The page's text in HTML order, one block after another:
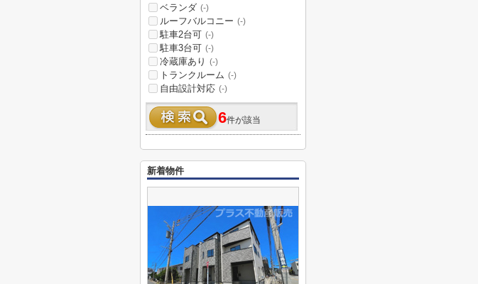
ベランダ (-)
ルーフバルコニー (-)
駐車2台可 (-)
駐車3台可 (-)
冷蔵庫あり (-)
トランクルーム (-)
自由設計対応 (-)
6件が該当
新着物件